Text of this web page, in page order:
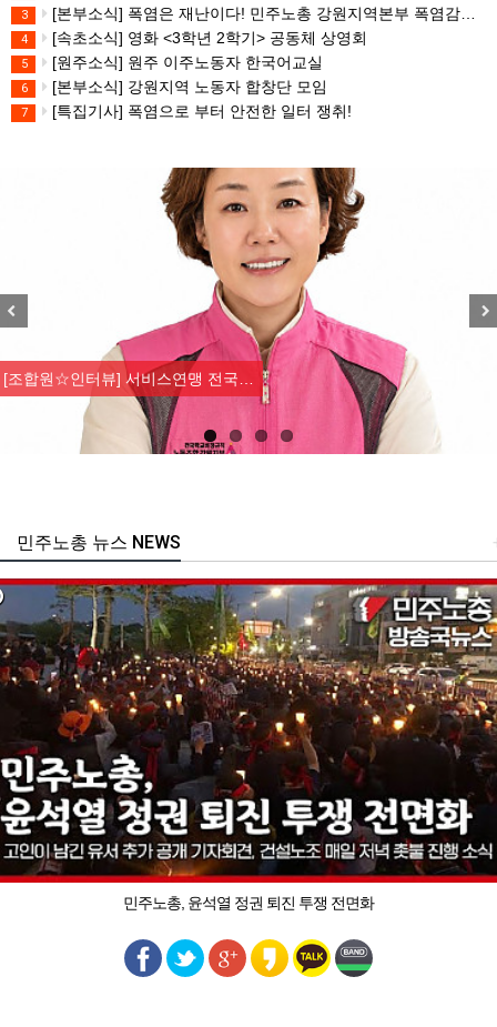
3 [본부소식] 폭염은 재난이다! 민주노총 강원지역본부 폭염감시단 선포 기자회견
4 [속초소식] 영화 <3학년 2학기> 공동체 상영회
5 [원주소식] 원주 이주노동자 한국어교실
6 [본부소식] 강원지역 노동자 합창단 모임
7 [특집기사] 폭염으로 부터 안전한 일터 쟁취!
[강릉,속초,원주,춘천] 폭염감시…
주노총 뉴스 NEWS
민주노총, 윤석열 정권 퇴진 투쟁 전면화